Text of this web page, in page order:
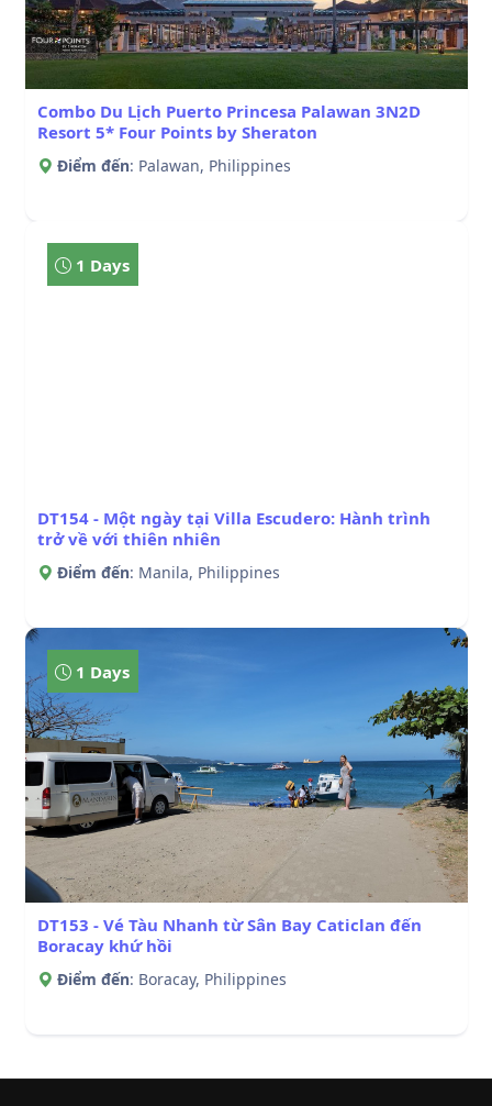
Combo Du Lịch Puerto Princesa Palawan 3N2D
Resort 5* Four Points by Sheraton
Điểm đến: Palawan, Philippines
1 Days
DT154 - Một ngày tại Villa Escudero: Hành trình
trở về với thiên nhiên
Điểm đến: Manila, Philippines
1 Days
DT153 - Vé Tàu Nhanh từ Sân Bay Caticlan đến
Boracay khứ hồi
Điểm đến: Boracay, Philippines